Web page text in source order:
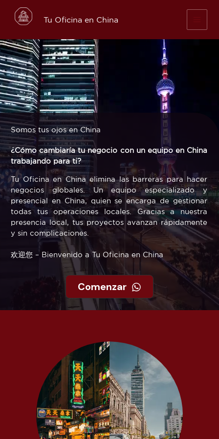
content
Tu Oficina en China
Somos tus ojos en China
¿Cómo cambiaría tu negocio con un equipo en China
trabajando para ti?
Tu Oficina en China elimina las barreras para hacer
negocios globales. Un equipo especializado y
presencial en China, quien se encarga de gestionar
todas tus operaciones locales. Gracias a nuestra
presencia local, tus proyectos avanzan rápidamente
y sin complicaciones.
欢迎您 – Bienvenido a Tu Oficina en China
Comenzar